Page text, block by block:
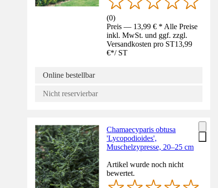
(0)
Preis — 13,99 € * Alle Preise
inkl. MwSt. und ggf. zzgl.
Versandkosten pro ST13,99
€*/ ST
Online bestellbar
Nicht reservierbar
Chamaecyparis obtusa
'Lycopodioides',
Muschelzypresse, 20–25 cm
Artikel wurde noch nicht
bewertet.